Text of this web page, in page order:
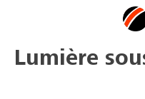
Lumière